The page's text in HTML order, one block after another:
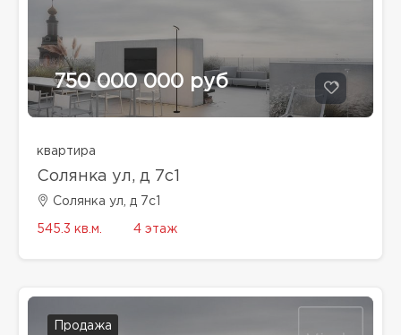
750 000 000 руб
квартира
Солянка ул, д 7с1
Солянка ул, д 7с1
545.3 кв.м. 4 этаж
Продажа